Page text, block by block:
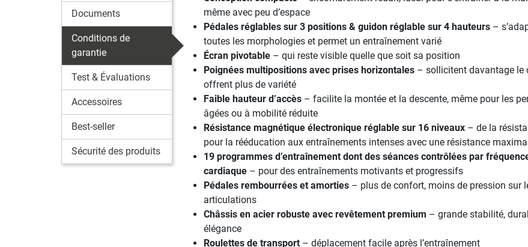
Documents
Conditions de
garantie
Test & Évaluations
Accessoires
Best-seller
Sécurité des produits
même avec peu d’espace
Pédales réglables sur 3 positions & guidon réglable sur 4 hauteurs–
toutes les morphologies et permet un entraînement varié
Écran pivotable– qui reste visible quelle que soit sa position
Poignées multipositions avec prises horizontales– sollicitent davantage le
offrent plus de variété
Faible hauteur d’accès– facilite la montée et la descente, même pour les
âgées ou à mobilité réduite
Résistance magnétique électronique réglable sur 16 niveaux– de la
pour la rééducation aux entraînements intenses avec une résistance
19 programmes d’entraînement dont des séances contrôlées par
cardiaque– pour des entraînements motivants et progressifs
Pédales rembourrées et amorties– plus de confort, moins de pression sur
articulations
Châssis en acier robuste avec revêtement premium – grande stabilité,
élégance
Roulettes de transport– déplacement facile après l’entraînement